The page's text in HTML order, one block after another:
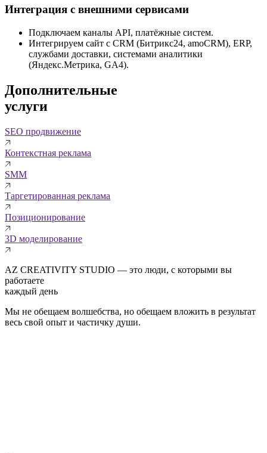
Интеграция с внешними сервисами
Подключаем каналы API, платёжные систем.
Интегрируем сайт с CRM (Битрикс24, amoCRM), ERP,
службами доставки, системами аналитики
(Яндекс.Метрика, GA4).
Дополнительные
услуги
SEO продвижение
Контекстная реклама
SMM
Таргетированная реклама
Позиционирование
3D моделирование
AZ CREATIVITY STUDIO — это люди, с которыми вы
работаете
каждый день
Мы не обещаем волшебства, но обещаем вложить в результат
весь свой опыт и частичку души.